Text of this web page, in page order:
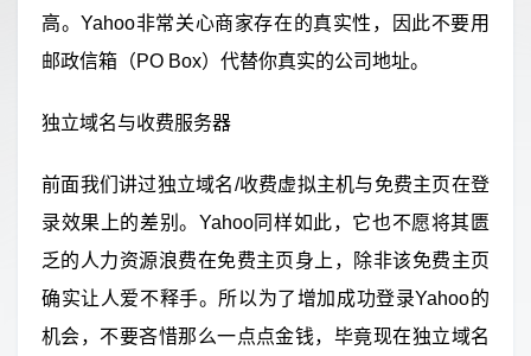
高。Yahoo非常关心商家存在的真实性，因此不要用
邮政信箱（PO Box）代替你真实的公司地址。
独立域名与收费服务器
前面我们讲过独立域名/收费虚拟主机与免费主页在登
录效果上的差别。Yahoo同样如此，它也不愿将其匮
乏的人力资源浪费在免费主页身上，除非该免费主页
确实让人爱不释手。所以为了增加成功登录Yahoo的
机会，不要吝惜那么一点点金钱，毕竟现在独立域名